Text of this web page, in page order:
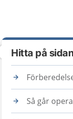
Hitta på sidan
Så går